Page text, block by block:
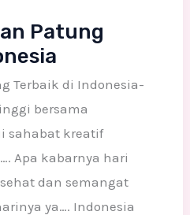
Patung
Terbaik di Indonesia-
bersama
sahabat kreatif
Apa kabarnya hari
dan semangat
ya…. Indonesia